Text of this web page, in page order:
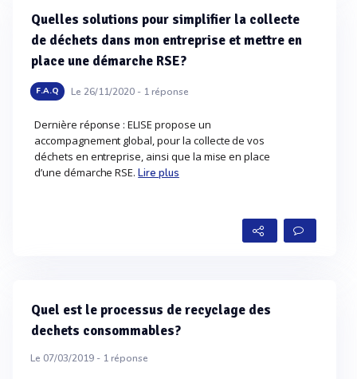
Quelles solutions pour simplifier la collecte
de déchets dans mon entreprise et mettre en
place une démarche RSE?
F.A.Q Le 26/11/2020 - 1réponse
Dernière réponse : ELISE propose un
accompagnement global, pour la collecte de vos
déchets en entreprise, ainsi que la mise en place
d’une démarche RSE.Lire plus
Quel est le processus de recyclage des
dechets consommables?
Le 07/03/2019 - 1réponse